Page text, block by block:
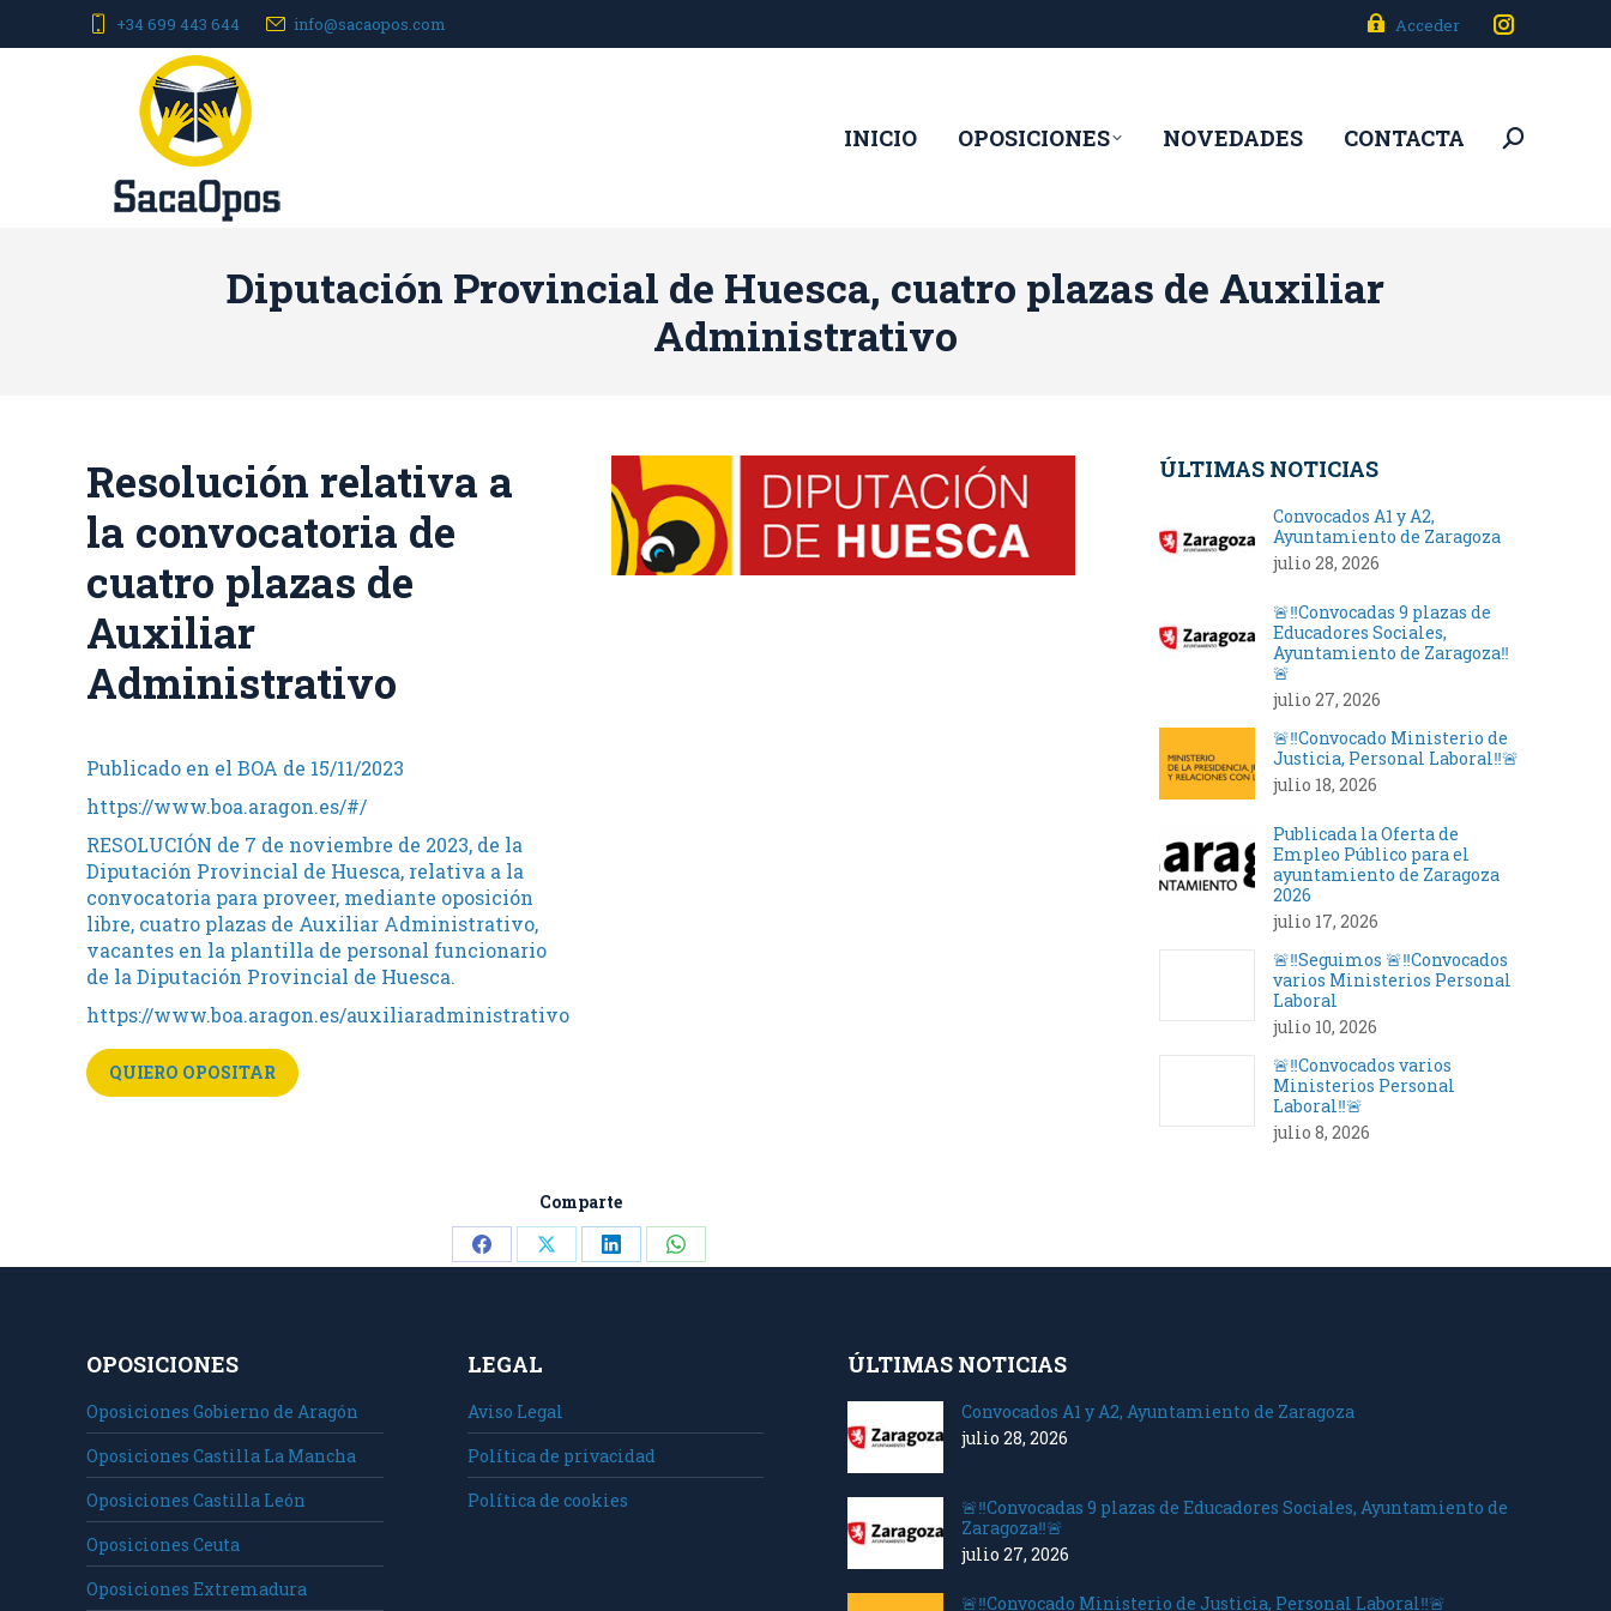
+34 699 443 644 info@sacaopos.com Acceder
Instagram
opens
INICIO OPOSICIONES NOVEDADES CONTACTA Buscar:
Diputación Provincial de Huesca, cuatro plazas de Auxiliar
Administrativo
Resolución relativa a
la convocatoria de
cuatro plazas de
Auxiliar
Administrativo
Publicado en el BOA de 15/11/2023
https://www.boa.aragon.es/#/
RESOLUCIÓN de 7 de noviembre de 2023, de la
Diputación Provincial de Huesca, relativa a la
convocatoria para proveer, mediante oposición
libre, cuatro plazas de Auxiliar Administrativo,
vacantes en la plantilla de personal funcionario
de la Diputación Provincial de Huesca.
https://www.boa.aragon.es/auxiliaradministrativo
QUIERO OPOSITAR
Comparte
Share Share Share Share
ÚLTIMAS NOTICIAS
Convocados A1 y A2,
Ayuntamiento de Zaragoza
julio 28, 2026
🚨‼️Convocadas 9 plazas de
Educadores Sociales,
Ayuntamiento de Zaragoza‼️
🚨
julio 27, 2026
🚨‼️Convocado Ministerio de
Justicia, Personal Laboral‼️🚨
julio 18, 2026
Publicada la Oferta de
Empleo Público para el
ayuntamiento de Zaragoza
2026
julio 17, 2026
🚨‼️Seguimos 🚨‼️Convocados
varios Ministerios Personal
Laboral
julio 10, 2026
🚨‼️Convocados varios
Ministerios Personal
Laboral‼️🚨
julio 8, 2026
OPOSICIONES
Oposiciones Gobierno de Aragón
Oposiciones Castilla La Mancha
Oposiciones Castilla León
Oposiciones Ceuta
Oposiciones Extremadura
LEGAL
Aviso Legal
Política de privacidad
Política de cookies
ÚLTIMAS NOTICIAS
Convocados A1 y A2, Ayuntamiento de Zaragoza
julio 28, 2026
🚨‼️Convocadas 9 plazas de Educadores Sociales, Ayuntamiento de
Zaragoza‼️🚨
julio 27, 2026
🚨‼️Convocado Ministerio de Justicia, Personal Laboral‼️🚨